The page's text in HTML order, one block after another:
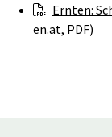
Ernten:
en.at, PDF)